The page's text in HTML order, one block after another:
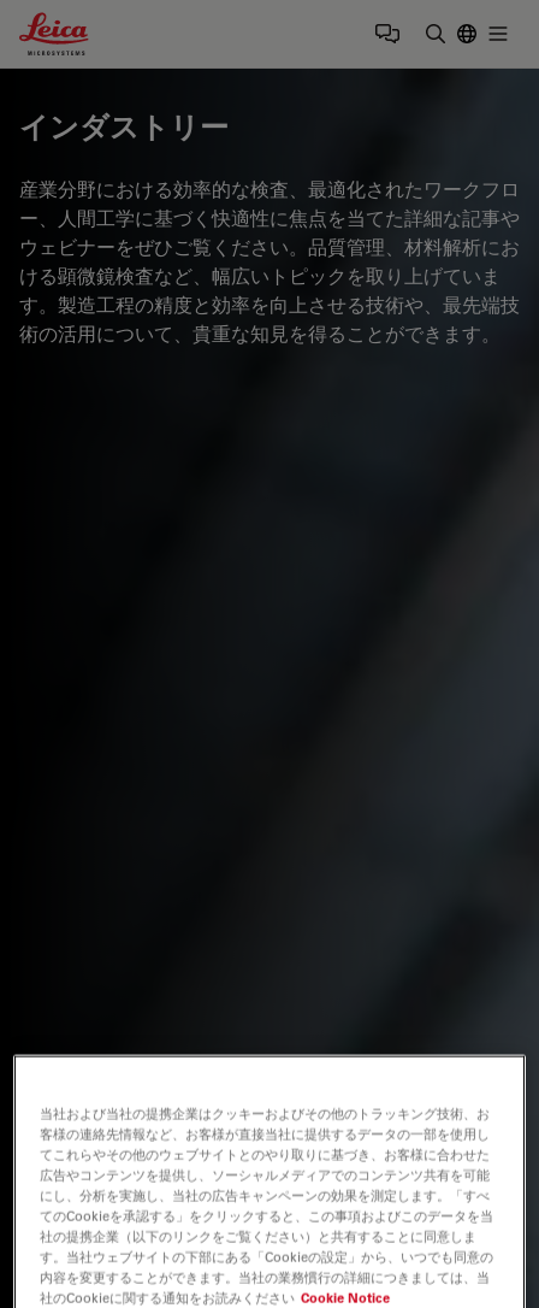
Leica Microsystems Logo
インダストリー
産業分野における効率的な検査、最適化されたワークフロ
ー、人間工学に基づく快適性に焦点を当てた詳細な記事や
ウェビナーをぜひご覧ください。品質管理、材料解析にお
ける顕微鏡検査など、幅広いトピックを取り上げていま
す。製造工程の精度と効率を向上させる技術や、最先端技
術の活用について、貴重な知見を得ることができます。
当社および当社の提携企業はクッキーおよびその他のトラッキング技術、お
客様の連絡先情報など、お客様が直接当社に提供するデータの一部を使用し
てこれらやその他のウェブサイトとのやり取りに基づき、お客様に合わせた
広告やコンテンツを提供し、ソーシャルメディアでのコンテンツ共有を可能
にし、分析を実施し、当社の広告キャンペーンの効果を測定します。「すべ
てのCookieを承認する」をクリックすると、この事項およびこのデータを当
社の提携企業（以下のリンクをご覧ください）と共有することに同意しま
す。当社ウェブサイトの下部にある「Cookieの設定」から、いつでも同意の
内容を変更することができます。当社の業務慣行の詳細につきましては、当
社のCookieに関する通知をお読みください Cookie Notice